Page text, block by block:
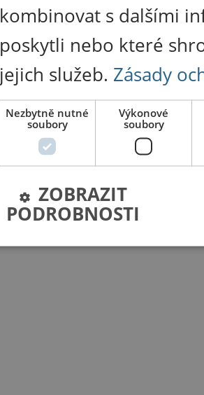
kombinovat s dalšími
poskytli nebo které
jejich služeb. Zásady
Nezbytně nutné
soubory
Výkonové
soubory
ZOBRAZIT
PODROBNOSTI